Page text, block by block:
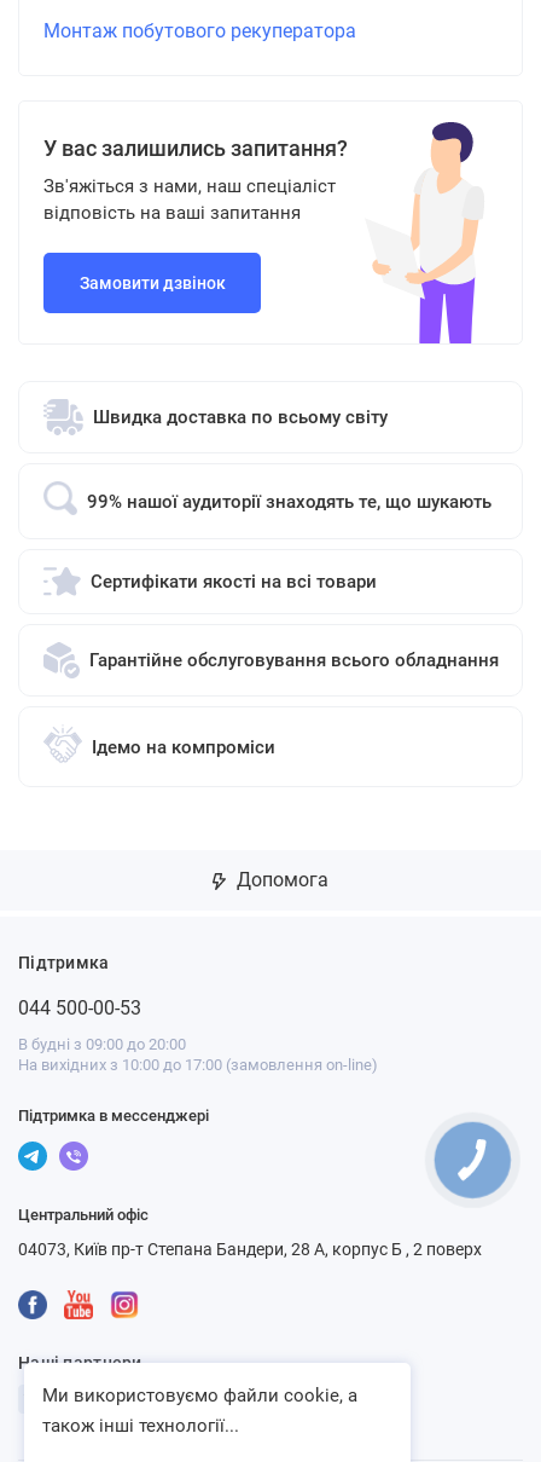
Монтаж побутового рекуператора
У вас залишились запитання?
Зв'яжіться з нами, наш спеціаліст
відповість на ваші запитання
Замовити дзвінок
Швидка доставка по всьому світу
99% нашої аудиторії знаходять те, що шукають
Сертифікати якості на всі товари
Гарантійне обслуговування всього обладнання
Ідемо на компроміси
Допомога
Підтримка
044 500-00-53
В будні з 09:00 до 20:00
На вихідних з 10:00 до 17:00 (замовлення on-line)
Підтримка в мессенджері
Центральний офіс
04073, Київ пр-т Степана Бандери, 28 А, корпус Б , 2 поверх
Наші партнери
Ми використовуємо файли cookie, а
також інші технології...